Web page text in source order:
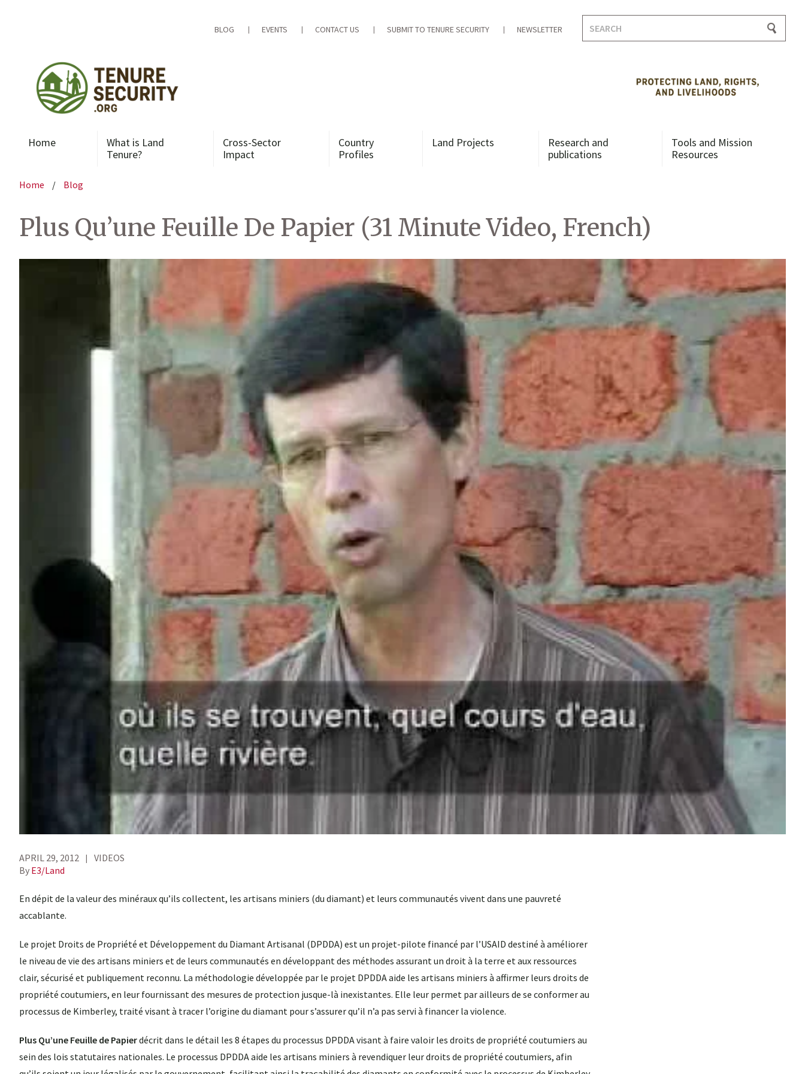
BLOG EVENTS CONTACT US SUBMIT TO TENURE SECURITY NEWSLETTER
for:
Home
What is Land
Tenure?
Cross-Sector
Impact
Country
Profiles
Land Projects
Research and
publications
Tools and Mission
Resources
Home / Blog
Plus Qu’une Feuille De Papier (31 Minute Video, French)
APRIL 29, 2012
VIDEOS
By E3/Land
En dépit de la valeur des minéraux qu’ils collectent, les artisans miniers (du diamant) et leurs communautés vivent dans une pauvreté
accablante.
Le projet Droits de Propriété et Développement du Diamant Artisanal (DPDDA) est un projet-pilote financé par l’USAID destiné à améliorer
le niveau de vie des artisans miniers et de leurs communautés en développant des méthodes assurant un droit à la terre et aux ressources
clair, sécurisé et publiquement reconnu. La méthodologie développée par le projet DPDDA aide les artisans miniers à affirmer leurs droits de
propriété coutumiers, en leur fournissant des mesures de protection jusque-là inexistantes. Elle leur permet par ailleurs de se conformer au
processus de Kimberley, traité visant à tracer l’origine du diamant pour s’assurer qu’il n’a pas servi à financer la violence.
Plus Qu’une Feuille de Papierdécrit dans le détail les 8 étapes du processus DPDDA visant à faire valoir les droits de propriété coutumiers au
sein des lois statutaires nationales. Le processus DPDDA aide les artisans miniers à revendiquer leur droits de propriété coutumiers, afin